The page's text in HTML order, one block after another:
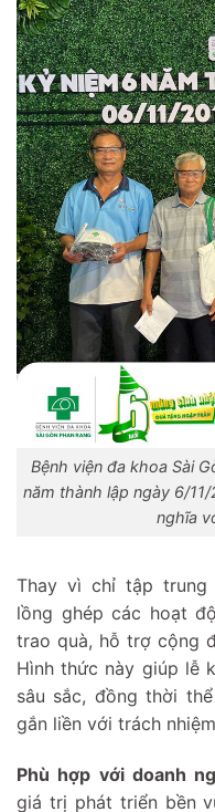
Bệnh viện đa khoa Sài
năm thành lập ngày 6/
nghĩa
Thay vì chỉ tập trung
lồng ghép các hoạt
trao quà, hỗ trợ cộng
Hình thức này giúp lễ
sâu sắc, đồng thời
gắn liền với trách
Phù hợp với doanh
giá trị phát triển bền